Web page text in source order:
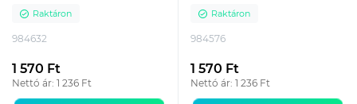
Raktáron
984632
1 570 Ft
Nettó ár: 1 236 Ft
Raktáron
984576
1 570 Ft
Nettó ár: 1 236 Ft